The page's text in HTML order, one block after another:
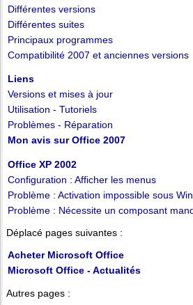
Différentes versions
Différentes suites
Principaux programmes
Compatibilité 2007 et anciennes versions
Liens
Versions et mises à jour
Utilisation - Tutoriels
Problèmes - Réparation
Mon avis sur Office 2007
Office XP 2002
Configuration : Afficher les menus
Problème : Activation impossible sous
Problème : Nécessite un composant
Déplacé pages suivantes :
Acheter Microsoft Office
Microsoft Office - Actualités
Autres pages :